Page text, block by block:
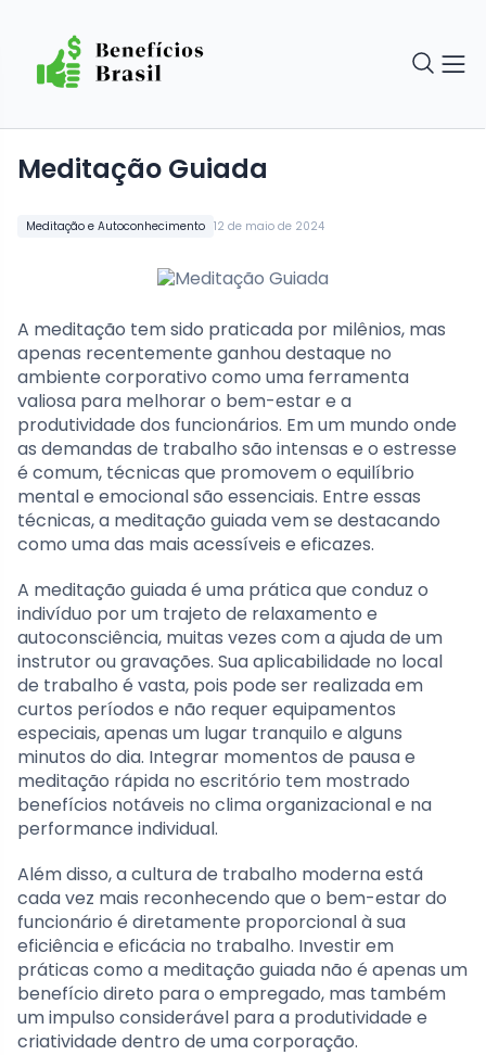
Meditação e Autoconhecimento 12 de maio de 2024
Meditação Guiada
A meditação tem sido praticada por milênios, mas
apenas recentemente ganhou destaque no
ambiente corporativo como uma ferramenta
valiosa para melhorar o bem-estar e a
produtividade dos funcionários. Em um mundo onde
as demandas de trabalho são intensas e o estresse
é comum, técnicas que promovem o equilíbrio
mental e emocional são essenciais. Entre essas
técnicas, a meditação guiada vem se destacando
como uma das mais acessíveis e eficazes.
A meditação guiada é uma prática que conduz o
indivíduo por um trajeto de relaxamento e
autoconsciência, muitas vezes com a ajuda de um
instrutor ou gravações. Sua aplicabilidade no local
de trabalho é vasta, pois pode ser realizada em
curtos períodos e não requer equipamentos
especiais, apenas um lugar tranquilo e alguns
minutos do dia. Integrar momentos de pausa e
meditação rápida no escritório tem mostrado
benefícios notáveis no clima organizacional e na
performance individual.
Além disso, a cultura de trabalho moderna está
cada vez mais reconhecendo que o bem-estar do
funcionário é diretamente proporcional à sua
eficiência e eficácia no trabalho. Investir em
práticas como a meditação guiada não é apenas um
benefício direto para o empregado, mas também
um impulso considerável para a produtividade e
criatividade dentro de uma corporação.